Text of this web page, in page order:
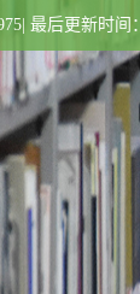
| 最后更新时间：